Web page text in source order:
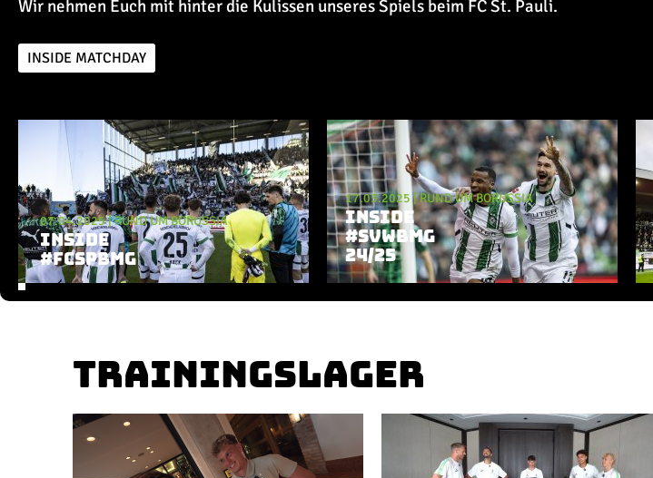
Wir nehmen Euch mit hinter die Kulissen unseres Spiels beim FC St. Pauli.
INSIDE MATCHDAY
Aktuelle Playlist
07.04.2025|RUND UM BORUSSIA
INSIDE
#FCSPBMG
17.03.2025 |RUND UM BORUSSIA
INSIDE
#SVWBMG
24/25
TRAININGSLAGER